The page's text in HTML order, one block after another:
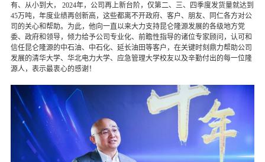
有、从小到大， 2024年，公司再上新台阶，仅第二、三、四季度发货量就达到
45万吨，年度业绩再创新高，这些都离不开政府、客户、朋友、同仁各方对公
司的关心和帮助。为此，他向一直以来大力支持昆仑隆源发展的各级地方党
委、政府和领导，倾力给予公司专业化、前瞻性指导的诸位专家顾问，认可和
信任昆仑隆源的中石油、中石化、延长油田等客户，在关键时刻鼎力帮助公司
发展的清华大学、华北电力大学、应急管理大学校友以及辛勤付出的每一位隆
源人，表示最衷心的感谢！